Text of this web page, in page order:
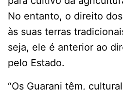
No entanto, o direito
às suas terras
seja, ele é anterior ao
pelo Estado.
“Os Guarani têm,